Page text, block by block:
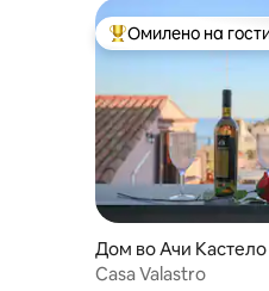
Меѓу најуспешните
Омилено на
Дом во Ачи Кастело
Casa Valastro